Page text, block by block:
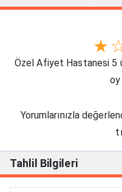
★
Özel Afiyet Hastanesi 5
oy
Yorumlarınızla
Tahlil Bilgileri